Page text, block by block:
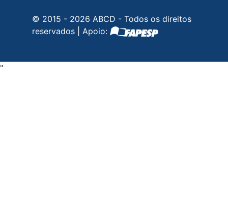
© 2015 - 2026 ABCD - Todos os direitos
reservados | Apoio:
"